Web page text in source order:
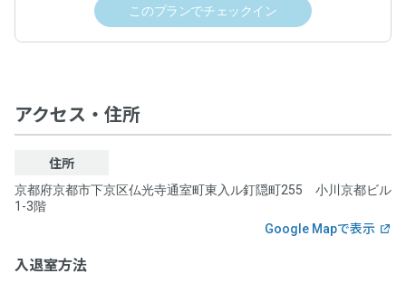
このプランでチェックイン
アクセス・住所
住所
京都府京都市下京区仏光寺通室町東入ル釘隠町255 小川京都ビル
1-3階
Google Mapで表示
入退室方法
お問い合わせフォームよりお願いします。